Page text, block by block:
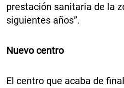
prestación sanitaria de la
siguientes años”.
Nuevo centro
El centro que acaba de